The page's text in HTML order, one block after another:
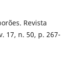
Revista
17, n. 50, p. 267-